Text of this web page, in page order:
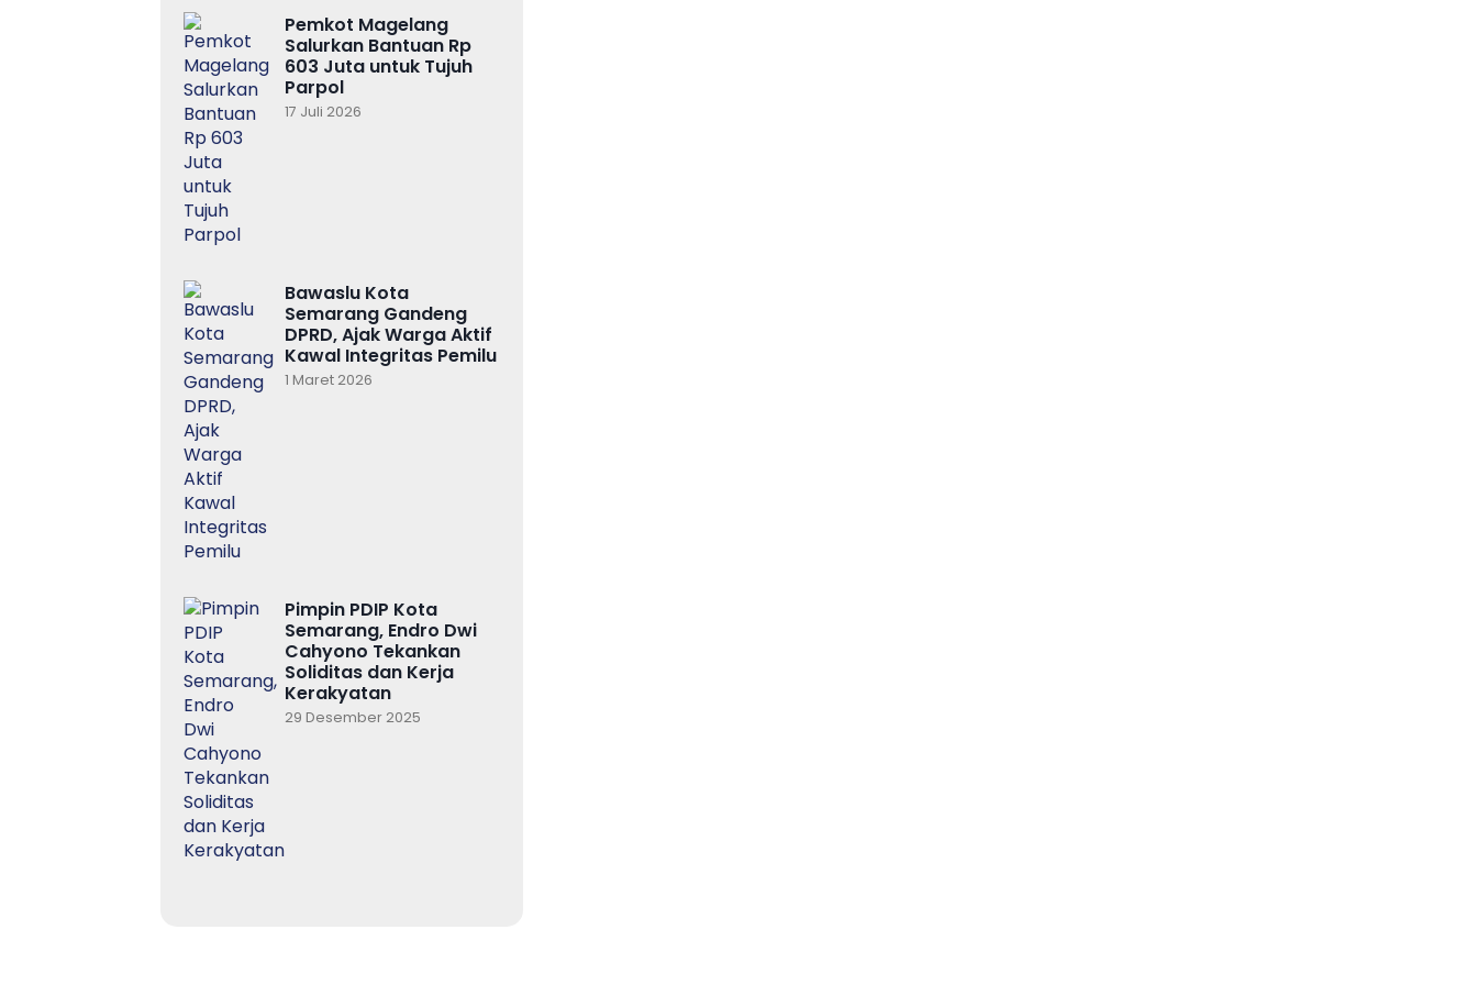
Pemkot Magelang
Salurkan Bantuan Rp
603 Juta untuk Tujuh
Parpol
17 Juli 2026
Bawaslu Kota
Semarang Gandeng
DPRD, Ajak Warga Aktif
Kawal Integritas Pemilu
1 Maret 2026
Pimpin PDIP Kota
Semarang, Endro Dwi
Cahyono Tekankan
Soliditas dan Kerja
Kerakyatan
29 Desember 2025